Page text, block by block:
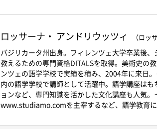
ロッサーナ・ アンドリウッツィ （ロッ
バジリカータ州出身。フィレンツェ大学卒業後
教えるための専門資格DITALSを取得。美術史の
ンツェの語学学校で実績を積み、2004年に来日
内の語学学校で講師として活躍中。語学講座は
ョンなど、専門知識を活かした文化講座も人気
www.studiamo.comを主宰するなど、語学教育に